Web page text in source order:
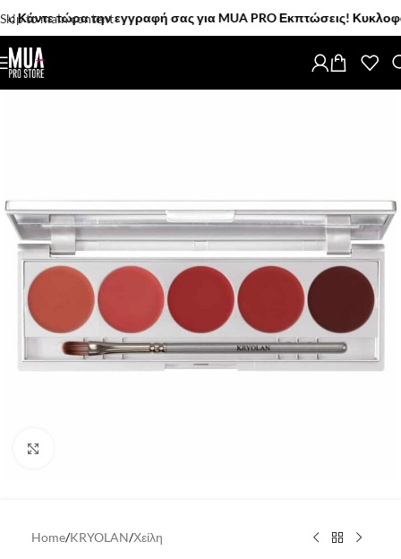
Skip to main content
τώρα την εγγραφή σας για MUA PRO Εκπτώσεις!
Home/KRYOLAN/Χείλη